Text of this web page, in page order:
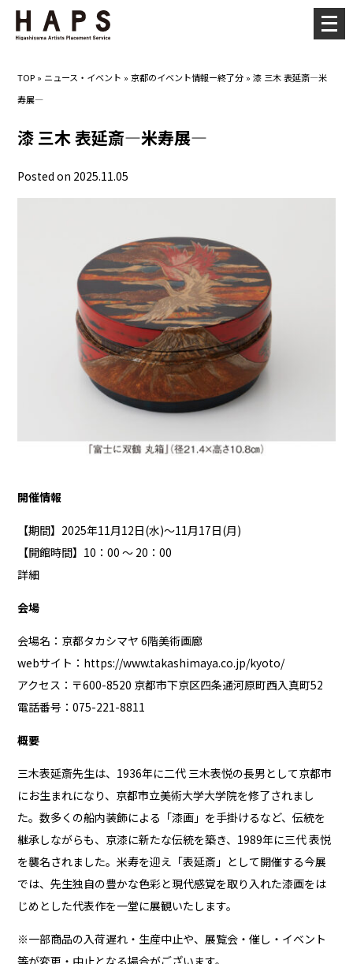
TOP » ニュース・イベント »京都のイベント情報ー終了分 »漆 三木 表延斎―米
寿展―
漆 三木 表延斎―米寿展―
Posted on 2025.11.05
開催情報
【期間】2025年11月12日(水)～11月17日(月)
【開館時間】10：00 ～ 20：00
詳細
会場
会場名：京都タカシマヤ 6階美術画廊
webサイト： https://www.takashimaya.co.jp/kyoto/
アクセス：〒600-8520 京都市下京区四条通河原町西入真町52
電話番号：075-221-8811
概要
三木表延斎先生は、1936年に二代 三木表悦の長男として京都市
にお生まれになり、京都市立美術大学大学院を修了されまし
た。数多くの船内装飾による「漆画」を手掛けるなど、伝統を
継承しながらも、京漆に新たな伝統を築き、1989年に三代 表悦
を襲名されました。米寿を迎え「表延斎」として開催する今展
では、先生独自の豊かな色彩と現代感覚を取り入れた漆画をは
じめとした代表作を一堂に展観いたします。
※一部商品の入荷遅れ・生産中止や、展覧会・催し・イベント
メ
ニ
ー